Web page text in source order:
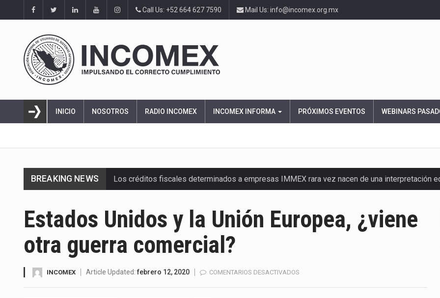
Call Us: +52 664 627 7590 Mail Us: info@incomex.org.mx
INICIO NOSOTROS RADIO INCOMEX INCOMEX INFORMA PRÓXIMOS EVENTOS WEBINARS
BREAKING NEWS Los créditos fiscales determinados a empresas IMMEX rara vez nacen de una interpretación
La inversión fija bruta en México registró un aumento de 1.1% interanual en mayo de…
El gobierno de Estados Unidos anunciará un arancel del 15 % sobre los productos fabricados…
El Departamento de Agricultura de Estados Unidos (USDA) suspendió el 5 de agosto de 2026…
Estados Unidos y la Unión Europea, ¿viene
otra guerra comercial?
INCOMEX Article Updated:febrero 12, 2020 COMENTARIOS DESACTIVADOS